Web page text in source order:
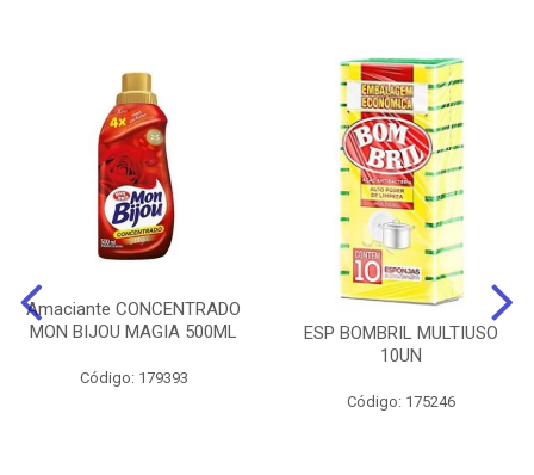
Amaciante CONCENTRADO
MON BIJOU MAGIA 500ML
Código: 179393
ESP BOMBRIL MULTIUSO
10UN
Código: 175246